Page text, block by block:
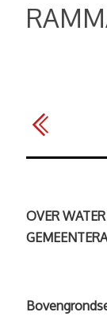
OVER